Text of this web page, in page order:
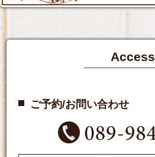
Access
ご予約/お問い合わせ